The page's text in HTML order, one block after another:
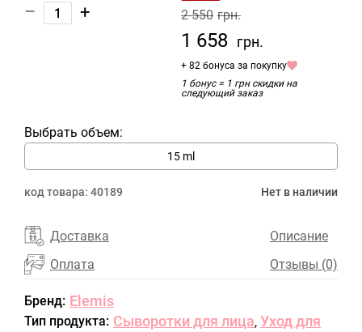
– + 2 550 грн.
1 658 грн.
+ 82 бонуса за покупку
1 бонус = 1 грн скидки на
следующий заказ
Выбрать объем:
15 ml
код товара: 40189 Нет в наличии
Доставка
Оплата
Описание
Отзывы (0)
Бренд: Elemis
Тип продукта: Сыворотки для лица, Уход для